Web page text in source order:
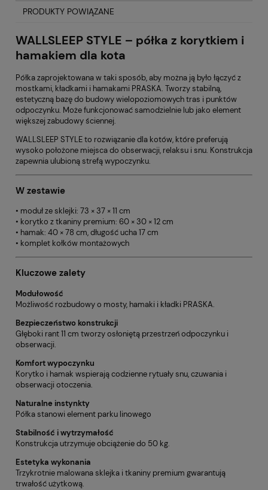
PRODUKTY POWIĄZANE
WALLSLEEP STYLE – półka z korytkiem i
hamakiem dla kota
Półka zaprojektowana w taki sposób, aby można ją było łączyć z
mostkami, kładkami i hamakami PRASKA. Tworzy stabilną,
estetyczną bazę do budowy wielopoziomowych tras i punktów
odpoczynku. Może funkcjonować samodzielnie lub jako element
większej zabudowy ściennej.
WALLSLEEP STYLE to rozwiązanie dla kotów, które preferują
wysoko położone miejsca do obserwacji, relaksu i snu. Konstrukcja
zapewnia ulubioną strefą wypoczynku.
W zestawie
• moduł ze sklejki: 73 × 37 × 11 cm
• korytko z tkaniny premium: 60 × 30 × 12 cm
• hamak: 40 × 78 cm, długość ucha 17 cm
• komplet kołków montażowych
Kluczowe zalety
Modułowość
Możliwość rozbudowy o mosty, hamaki i kładki PRASKA.
Bezpieczeństwo konstrukcji
Głęboki rant 11 cm tworzy osłoniętą przestrzeń odpoczynku i
obserwacji.
Komfort wypoczynku
Korytko i hamak wspierają codzienne rytuały snu, czuwania i
obserwacji otoczenia.
Naturalne instynkty
Półka stanowi element parku linowego
Stabilność i wytrzymałość
Konstrukcja utrzymuje obciążenie do 50 kg.
Estetyka wykonania
Trzykrotnie malowana sklejka i tkaniny premium gwarantują
trwałość użytkową.